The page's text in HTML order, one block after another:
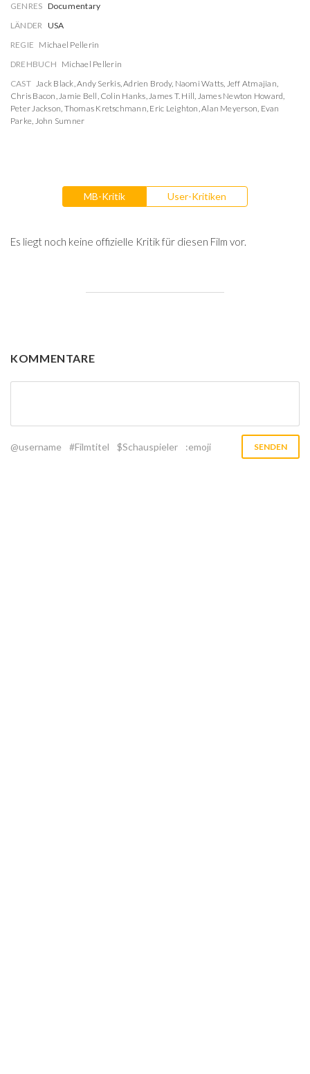
GENRES Documentary
LÄNDER USA
REGIE Michael Pellerin
DREHBUCH Michael Pellerin
CAST Jack Black,Andy Serkis,Adrien Brody, Naomi Watts, Jeff Atmajian,
Chris Bacon,Jamie Bell, Colin Hanks,James T. Hill, James Newton Howard,
Peter Jackson, Thomas Kretschmann, Eric Leighton,Alan Meyerson, Evan
Parke, John Sumner
MB-Kritik User-Kritiken
Es liegt noch keine offizielle Kritik für diesen Film vor.
KOMMENTARE
@username #Filmtitel $Schauspieler :emoji